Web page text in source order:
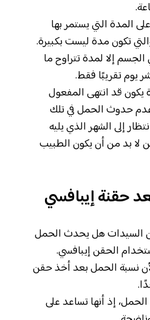
المدة التي يستمر بها
تكون مدة ليست بكبيرة.
الجسم إلا لمدة تتراوح ما
يوم تقريبًا فقط.
يكون قد انتهى المفعول
حدوث الحمل في تلك
إلى الشهر الذي يليه
لا بد من أن يكون الطبيب
حقنة إيبافسي
السيدات هل يحدث الحمل
الحقن إيبافسي.
نسبة الحمل بعد أخذ حقن
إذ أنها تساعد على